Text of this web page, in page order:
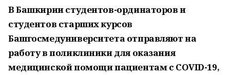
В Башкирии студентов-ординаторов и
студентов старших курсов
Башгосмедуниверситета отправляют на
работу в поликлиники для оказания
медицинской помощи пациентам с COVID-19,